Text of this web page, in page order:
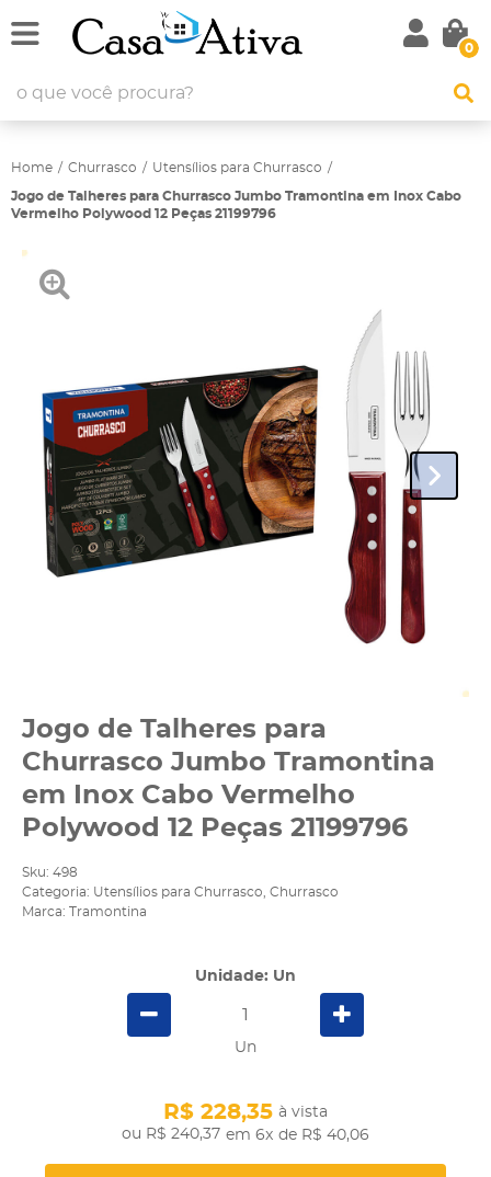
0
Home Churrasco Utensílios para Churrasco
Jogo de Talheres para Churrasco Jumbo Tramontina em Inox Cabo
Vermelho Polywood 12 Peças 21199796
Jogo de Talheres para
Churrasco Jumbo Tramontina
em Inox Cabo Vermelho
Polywood 12 Peças 21199796
Sku: 498
Categoria: Utensílios para Churrasco Churrasco
Marca:
Tramontina
Unidade: Un
Un
R$ 240,37
R$ 228,35 à vista
em 6x de R$ 40,06